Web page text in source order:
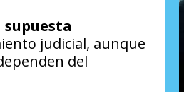
judicial, aunque
del